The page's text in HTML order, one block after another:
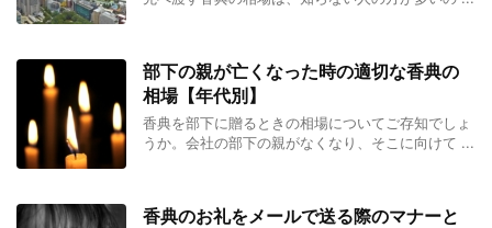
部下の親が亡くなった時の適切な香典の
相場【年代別】
香典を部下に贈るときの相場についてご存知でしょ
うか。会社の部下の親がなくなり、そこに向けて ...
香典のお礼をメールで送る際のマナーと